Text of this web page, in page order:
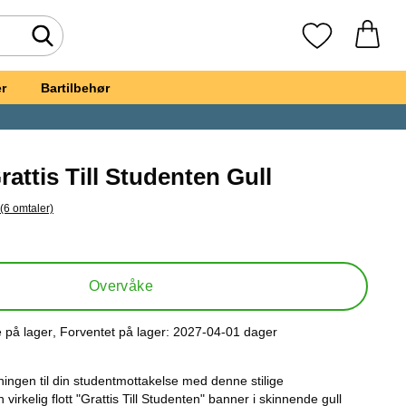
Søk Mine favoritter
Bartilbehør
Till Studenten Gull
alle omtaler
(6 omtaler)
Overvåke
på lager , Forventet på lager: 2027-04-01 dager
til din studentmottakelse med denne stilige
virkelig flott "Grattis Till Studenten" banner i skinnende gull